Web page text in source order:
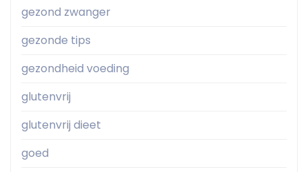
gezond zwanger
gezonde tips
gezondheid voeding
glutenvrij
glutenvrij dieet
goed